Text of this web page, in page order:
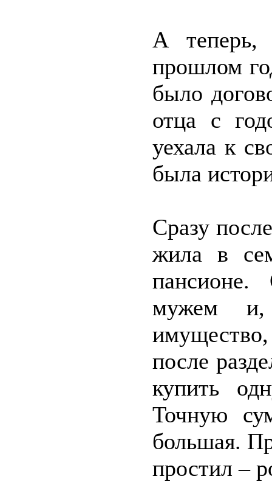
А теперь,
прошлом
было
отца с
уехала к
была
Сразу
жила в
мужем и,
после
купить
Точную
большая.
простил –